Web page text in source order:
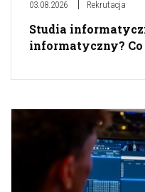
03.08.2026 Rekrutacja
Studia
informatyczny?